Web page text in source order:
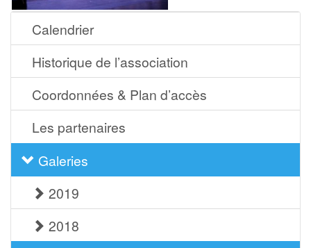
Calendrier
Historique de l’association
Coordonnées & Plan d’accès
Les partenaires
Galeries
2019
2018